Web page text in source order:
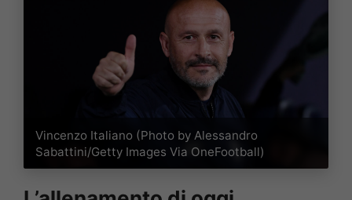
Vincenzo Italiano (Photo by Alessandro
Sabattini/Getty Images Via OneFootball)